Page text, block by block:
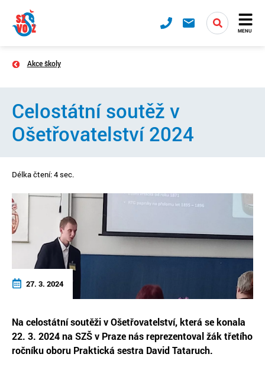
MENU
Akce školy
Celostátní soutěž v
Ošetřovatelství 2024
Délka čtení: 4 sec.
27. 3. 2024
Na celostátní soutěži v Ošetřovatelství, která se konala
22. 3. 2024 na SZŠ v Praze nás reprezentoval žák třetího
ročníku oboru Praktická sestra David Tataruch.